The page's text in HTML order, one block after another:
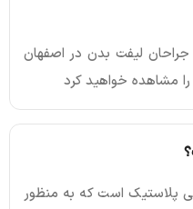
لیفت بدن در اصفهان
مشاهده خواهید کرد
است که به منظور